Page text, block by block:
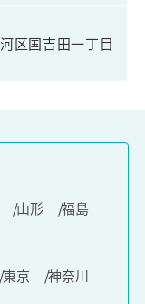
区国吉田一丁目
山形
福島
東京
神奈川